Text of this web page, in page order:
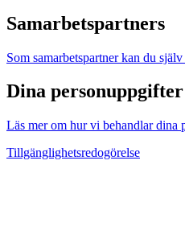
Samarbetspartners
Som samarbetspartner kan du
Dina personuppgifter
Läs mer om hur vi behandlar dina
Tillgänglighetsredogörelse